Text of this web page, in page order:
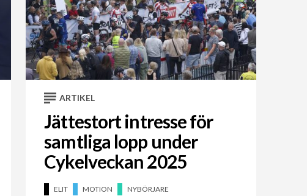
ARTIKEL
Jättestort intresse för
samtliga lopp under
Cykelveckan 2025
ELIT MOTION NYBÖRJARE